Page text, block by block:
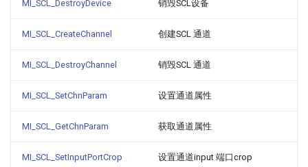
MI_SCL_DestroyDevice 销毁SCL设备
MI_SCL_CreateChannel 创建SCL 通道
MI_SCL_DestroyChannel 销毁SCL 通道
MI_SCL_SetChnParam 设置通道属性
MI_SCL_GetChnParam 获取通道属性
MI_SCL_SetInputPortCrop 设置通道input 端口crop